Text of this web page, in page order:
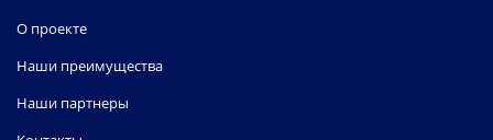
О проекте
Наши преимущества
Наши партнеры